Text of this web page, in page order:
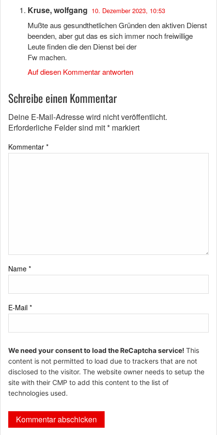
Kruse, wolfgang 10. Dezember 2023, 10:53
Mußte aus gesundthetlichen Gründen den aktiven Dienst
beenden, aber gut das es sich immer noch freiwillige
Leute finden die den Dienst bei der
Fw machen.
Auf diesen Kommentar antworten
Schreibe einen Kommentar
Deine E-Mail-Adresse wird nicht veröffentlicht.
Erforderliche Felder sind mit* markiert
Kommentar *
Name *
E-Mail *
We need your consent to load the ReCaptcha service! This
content is not permitted to load due to trackers that are not
disclosed to the visitor. The website owner needs to setup the
site with their CMP to add this content to the list of
technologies used.